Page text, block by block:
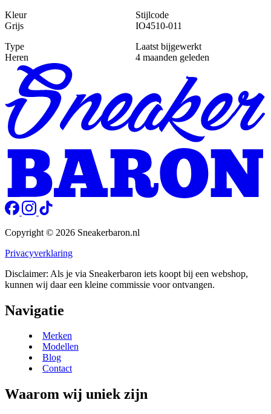
Kleur
Grijs
Stijlcode
IO4510-011
Type
Heren
Laatst bijgewerkt
4 maanden geleden
Copyright © 2026 Sneakerbaron.nl
Privacyverklaring
Disclaimer: Als je via Sneakerbaron iets koopt bij een webshop,
kunnen wij daar een kleine commissie voor ontvangen.
Navigatie
Merken
Modellen
Blog
Contact
Waarom wij uniek zijn